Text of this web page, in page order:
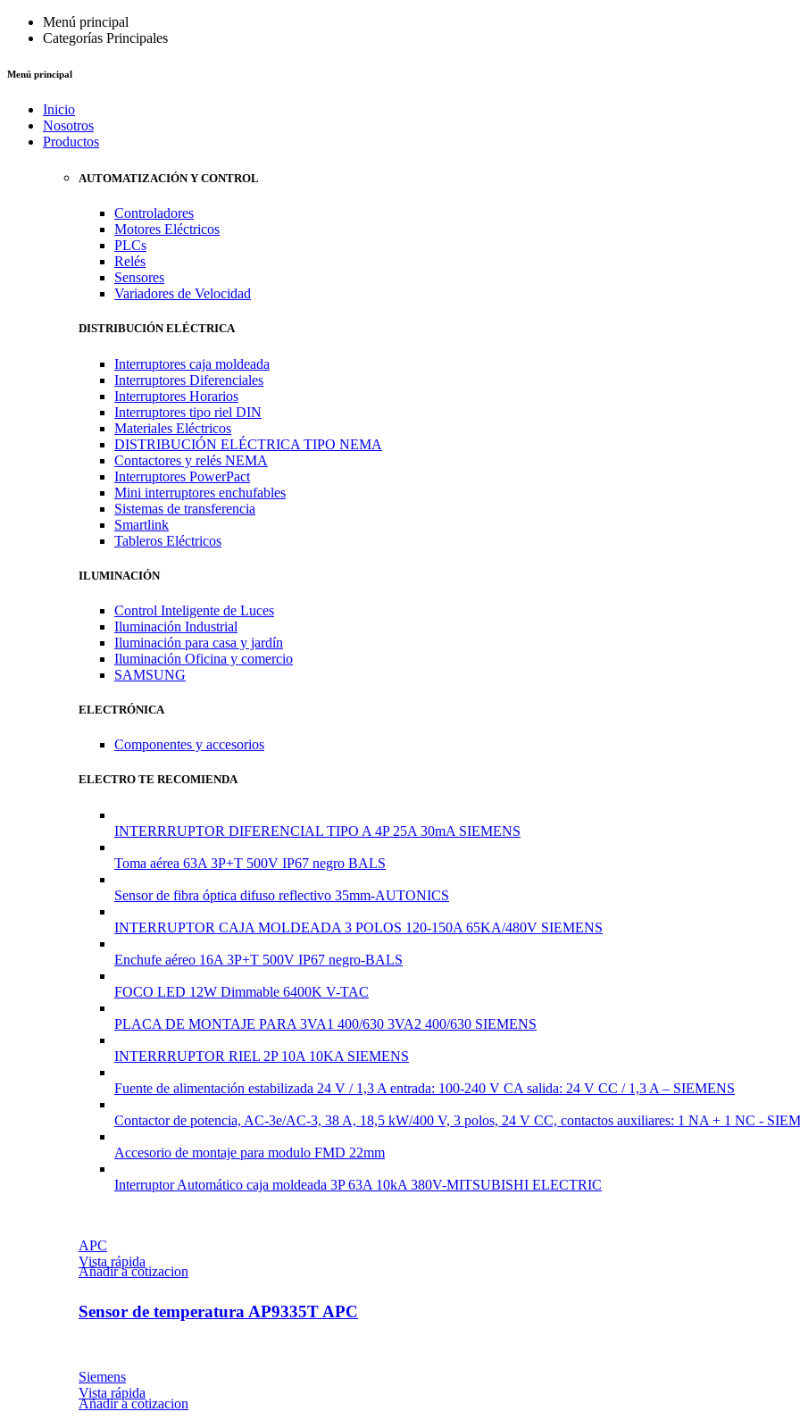
Menú principal
Categorías Principales
Menú principal
Inicio
Nosotros
Productos
AUTOMATIZACIÓN Y CONTROL
Controladores
Motores Eléctricos
PLCs
Relés
Sensores
Variadores de Velocidad
DISTRIBUCIÓN ELÉCTRICA
Interruptores caja moldeada
Interruptores Diferenciales
Interruptores Horarios
Interruptores tipo riel DIN
Materiales Eléctricos
DISTRIBUCIÓN ELÉCTRICA TIPO NEMA
Contactores y relés NEMA
Interruptores PowerPact
Mini interruptores enchufables
Sistemas de transferencia
Smartlink
Tableros Eléctricos
ILUMINACIÓN
Control Inteligente de Luces
Iluminación Industrial
Iluminación para casa y jardín
Iluminación Oficina y comercio
SAMSUNG
ELECTRÓNICA
Componentes y accesorios
ELECTRO TE RECOMIENDA
INTERRRUPTOR DIFERENCIAL TIPO A 4P 25A 30mA SIEMENS
Toma aérea 63A 3P+T 500V IP67 negro BALS
Sensor de fibra óptica difuso reflectivo 35mm-AUTONICS
INTERRUPTOR CAJA MOLDEADA 3 POLOS 120-150A 65KA/480V SIEMENS
Enchufe aéreo 16A 3P+T 500V IP67 negro-BALS
FOCO LED 12W Dimmable 6400K V-TAC
PLACA DE MONTAJE PARA 3VA1 400/630 3VA2 400/630 SIEMENS
INTERRRUPTOR RIEL 2P 10A 10KA SIEMENS
Fuente de alimentación estabilizada 24 V / 1,3 A entrada: 100-240 V CA salida: 24 V CC / 1,3 A – SIEMENS
Contactor de potencia, AC-3e/AC-3, 38 A, 18,5 kW/400 V, 3 polos, 24 V CC, contactos auxiliares: 1 NA + 1 NC -
Accesorio de montaje para modulo FMD 22mm
Interruptor Automático caja moldeada 3P 63A 10kA 380V-MITSUBISHI ELECTRIC
APC
Vista rápida
Añadir a cotizacion
Sensor de temperatura AP9335T APC
Siemens
Vista rápida
Añadir a cotizacion